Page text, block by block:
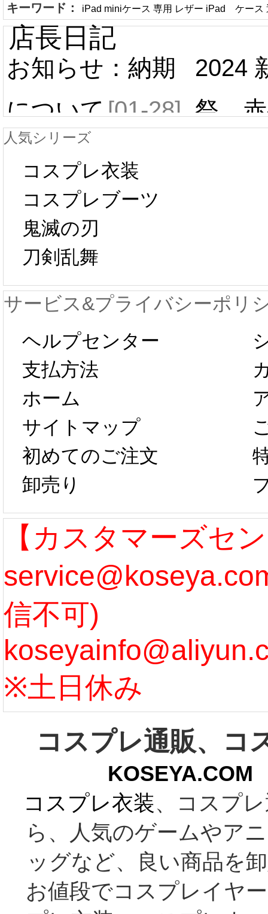
キーワード： iPad miniケース 専用 レザー iPad ケース
店長日記
お知らせ：納期
について[01-28]
中国旧正月の影
響で2024年2月5
日から工場生産
が一時停止いた
します。 2月5日
以後のご注文
は、2月25日か
らコスプレ制
作、発送予定と
なります。 ...
[more]
2024
祭 赤
プレ
新春
字半
第二
たし
ル期
まで
う...
人気シリーズ
コスプレ衣装
コスプレブーツ
鬼滅の刃
刀剣乱舞
サービス&プライバシーポリ
ヘルプセンター
支払方法
ホーム
サイトマップ
初めてのご注文
卸売り
【カスタマーズセ
信不可)
※土日休み
コスプレ通販、コ
コスプレ衣装、コスプ
ら、人気のゲームやア
ッグなど、良い商品を
お値段でコスプレイヤ